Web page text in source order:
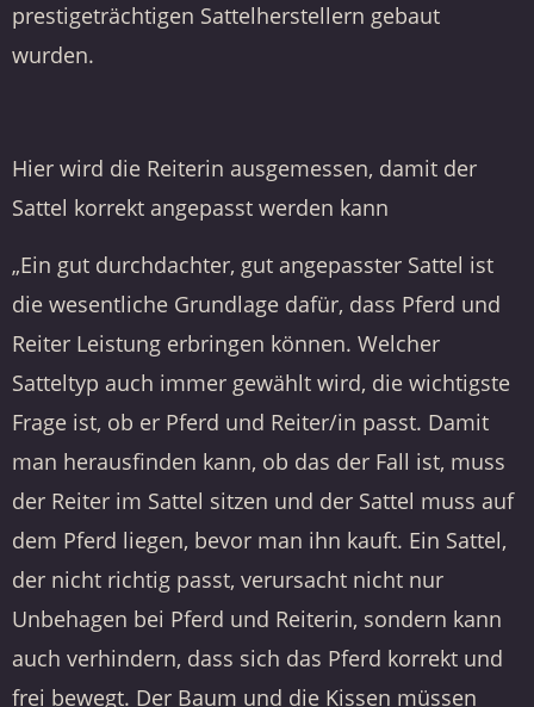
prestigeträchtigen Sattelherstellern gebaut
wurden.
Hier wird die Reiterin ausgemessen, damit der
Sattel korrekt angepasst werden kann
„Ein gut durchdachter, gut angepasster Sattel ist
die wesentliche Grundlage dafür, dass Pferd und
Reiter Leistung erbringen können. Welcher
Satteltyp auch immer gewählt wird, die wichtigste
Frage ist, ob er Pferd und Reiter/in passt. Damit
man herausfinden kann, ob das der Fall ist, muss
der Reiter im Sattel sitzen und der Sattel muss auf
dem Pferd liegen, bevor man ihn kauft. Ein Sattel,
der nicht richtig passt, verursacht nicht nur
Unbehagen bei Pferd und Reiterin, sondern kann
auch verhindern, dass sich das Pferd korrekt und
frei bewegt. Der Baum und die Kissen müssen